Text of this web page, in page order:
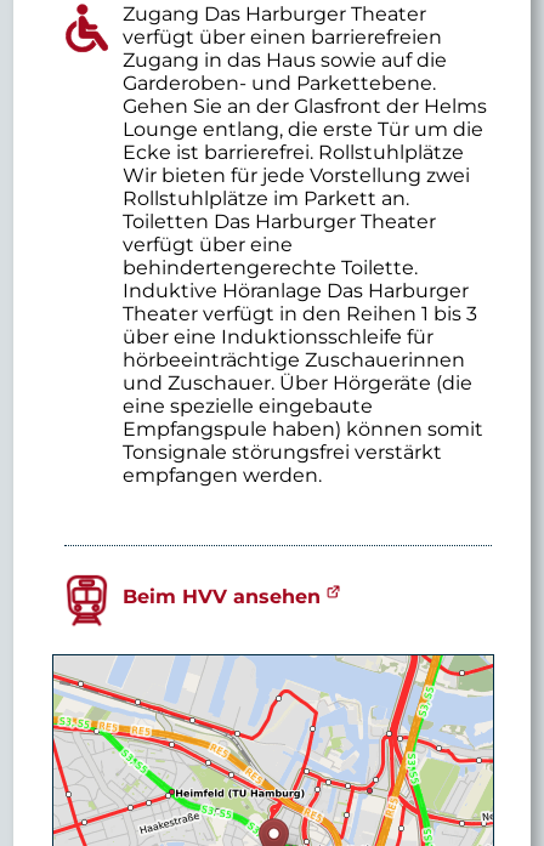
Zugang Das Harburger Theater
verfügt über einen barrierefreien
Zugang in das Haus sowie auf die
Garderoben- und Parkettebene.
Gehen Sie an der Glasfront der Helms
Lounge entlang, die erste Tür um die
Ecke ist barrierefrei. Rollstuhlplätze
Wir bieten für jede Vorstellung zwei
Rollstuhlplätze im Parkett an.
Toiletten Das Harburger Theater
verfügt über eine
behindertengerechte Toilette.
Induktive Höranlage Das Harburger
Theater verfügt in den Reihen 1 bis 3
über eine Induktionsschleife für
hörbeeinträchtige Zuschauerinnen
und Zuschauer. Über Hörgeräte (die
eine spezielle eingebaute
Empfangspule haben) können somit
Tonsignale störungsfrei verstärkt
empfangen werden.
Beim HVV ansehen